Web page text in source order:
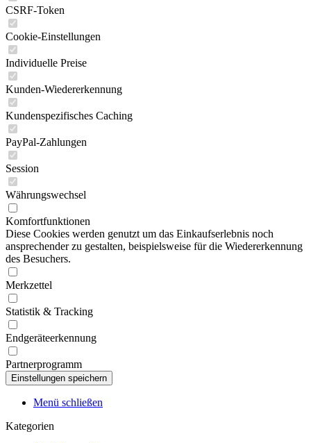
CSRF-Token
Cookie-Einstellungen
Individuelle Preise
Kunden-Wiedererkennung
Kundenspezifisches Caching
PayPal-Zahlungen
Session
Währungswechsel
Komfortfunktionen
Diese Cookies werden genutzt um das Einkaufserlebnis noch
ansprechender zu gestalten, beispielsweise für die Wiedererkennung
des Besuchers.
Merkzettel
Statistik & Tracking
Endgeräteerkennung
Partnerprogramm
Menü schließen
Kategorien